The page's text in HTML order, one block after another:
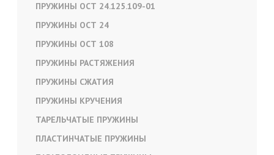
ПРУЖИНЫ ОСТ 24.125.109-01
ПРУЖИНЫ ОСТ 24
ПРУЖИНЫ ОСТ 108
ПРУЖИНЫ РАСТЯЖЕНИЯ
ПРУЖИНЫ СЖАТИЯ
ПРУЖИНЫ КРУЧЕНИЯ
ТАРЕЛЬЧАТЫЕ ПРУЖИНЫ
ПЛАСТИНЧАТЫЕ ПРУЖИНЫ